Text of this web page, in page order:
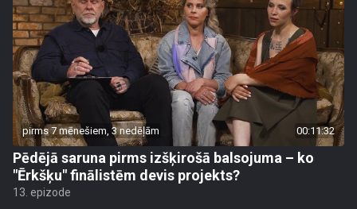
pirms 7 mēnešiem, 3 nedēļām 00:11:32
Pēdējā saruna pirms izšķirošā balsojuma – ko
"Ērkšķu" finālistēm devis projekts?
13. epizode